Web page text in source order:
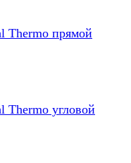
Thermo прямой
Thermo угловой